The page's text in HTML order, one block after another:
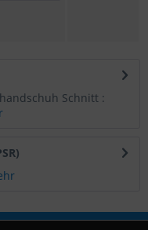
Schnitt :